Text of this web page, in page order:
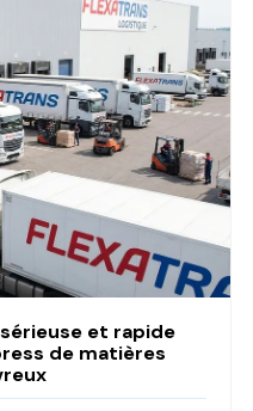
et rapide
de matières